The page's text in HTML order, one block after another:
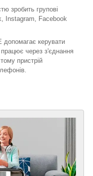
зробить групові
Instagram, Facebook
керувати
через з'єднання
пристрій